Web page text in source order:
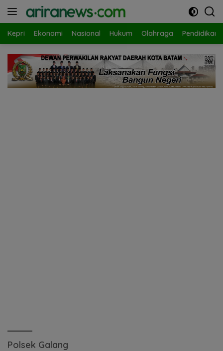
Kepri Ekonomi Nasional Hukum Olahraga Pendidikan
Polsek Galang